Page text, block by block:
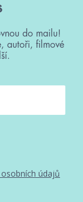
do mailu!
autoři, filmové
údajů